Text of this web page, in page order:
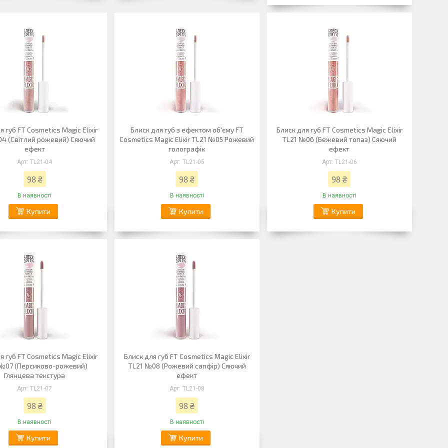
губ FT Cosmetics Magic Elixir
(Світлий рожевий) Сяючий
ефект
TL21-04
98 ₴
В наявності
Купити
Блиск для губ з ефектом об'єму FT
Cosmetics Magic Elixir TL21 №05 Рожевий
голографік
TL21-05
98 ₴
В наявності
Купити
Блиск для губ FT Cosmetics Magic Elixir
TL21 №06 (Бежевий топаз) Сяючий
ефект
TL21-06
98 ₴
В наявності
Купити
губ FT Cosmetics Magic Elixir
(Персиково-рожевий)
Глянцева текстура
TL21-07
98 ₴
В наявності
Купити
Блиск для губ FT Cosmetics Magic Elixir
TL21 №08 (Рожевий сапфір) Сяючий
ефект
TL21-08
98 ₴
В наявності
Купити